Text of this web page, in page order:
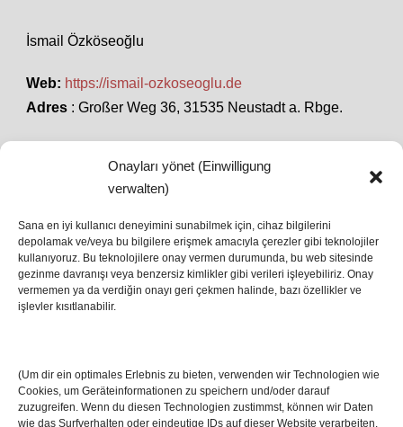
Onayları yönet (Einwilligung
verwalten)
Sana en iyi kullanıcı deneyimini sunabilmek için, cihaz bilgilerini
depolamak ve/veya bu bilgilere erişmek amacıyla çerezler gibi teknolojiler
kullanıyoruz. Bu teknolojilere onay vermen durumunda, bu web sitesinde
gezinme davranışı veya benzersiz kimlikler gibi verileri işleyebiliriz. Onay
vermemen ya da verdiğin onayı geri çekmen halinde, bazı özellikler ve
işlevler kısıtlanabilir.
(Um dir ein optimales Erlebnis zu bieten, verwenden wir Technologien wie
Cookies, um Geräteinformationen zu speichern und/oder darauf
zuzugreifen. Wenn du diesen Technologien zustimmst, können wir Daten
wie das Surfverhalten oder eindeutige IDs auf dieser Website verarbeiten.
İsmail Özköseoğlu
Web: https://ismail-ozkoseoglu.de
Adres : Großer Weg 36, 31535 Neustadt a. Rbge.
SON HABERLER
İstanbul’da Avrupa Ligi Finali: Freiburg ve Aston
Villa Boğaz’da Tarih Yazmaya Hazırlanıyor
08 May 2026
17 Nis 2026